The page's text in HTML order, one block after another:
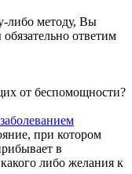
либо методу, Вы
ответим
от беспомощности?
при котором
в
либо желания к